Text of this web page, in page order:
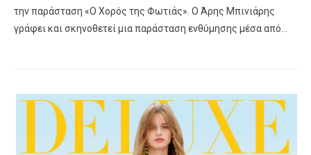
την παράσταση «Ο Χορός της Φωτιάς». Ο Άρης Μπινιάρης
γράφει και σκηνοθετεί μια παράσταση ενθύμησης μέσα από…